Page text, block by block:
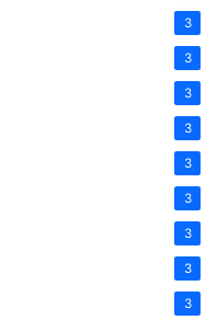
3
3
3
3
3
3
3
3
3